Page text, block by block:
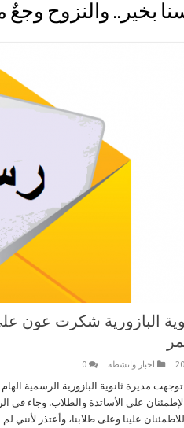
بخير.. والنزوح وجعٌ
البازورية شكرت عون
اخبار وانشطة 0
توجهت مديرة ثانوية البازورية الرسمية
الإطمئنان على الأساتذة والطلاب. وجاء
علينا وعلى طلابنا، وأعتذر